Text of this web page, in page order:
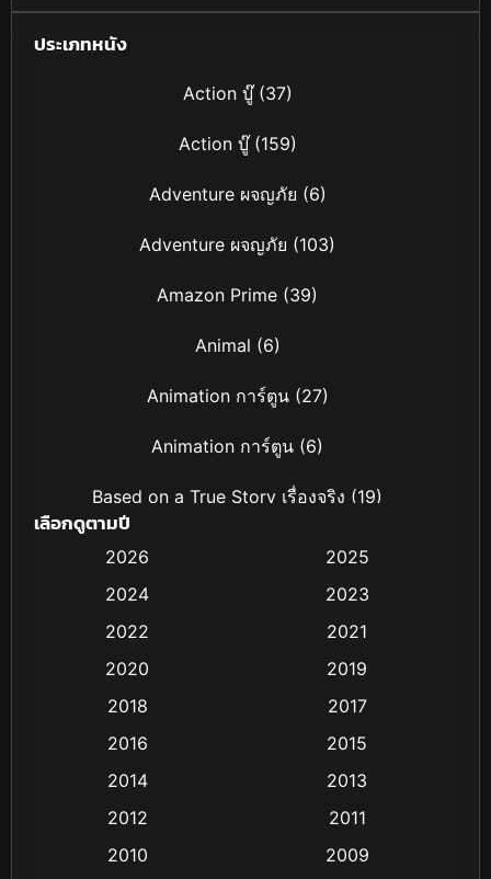
ล้างพิภพ ตอน ศึกชี้
ชะตาแห่งดาวบุพกาล
ประเภทหนัง
Action บู๊(37)
Action บู๊(159)
Adventure ผจญภัย (6)
Adventure ผจญภัย (103)
Amazon Prime (39)
Animal (6)
Animation การ์ตูน(27)
Animation การ์ตูน (6)
Based on a True Story เรื่องจริง (19)
Biography ชีวิตจริง (16)
Classic หนังคลาสสิก (25)
Coming-of-age ชีวิตวัยรุ่น (13)
เลือกดูตามปี
2026
2025
2024
2023
2022
2021
2020
2019
2018
2017
2016
2015
2014
2013
2012
2011
2010
2009